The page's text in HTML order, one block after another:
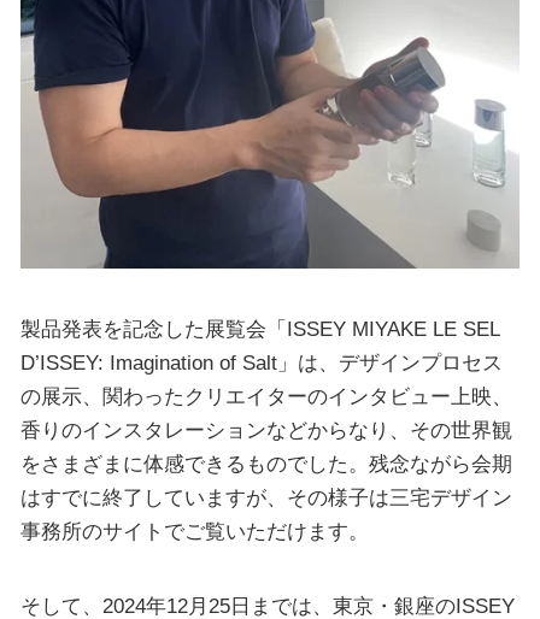
製品発表を記念した展覧会「ISSEY MIYAKE LE SEL
D’ISSEY: Imagination of Salt」は、デザインプロセス
の展示、関わったクリエイターのインタビュー上映、
香りのインスタレーションなどからなり、その世界観
をさまざまに体感できるものでした。残念ながら会期
はすでに終了していますが、その様子は三宅デザイン
事務所のサイトでご覧いただけます。
そして、2024年12月25日までは、東京・銀座のISSEY